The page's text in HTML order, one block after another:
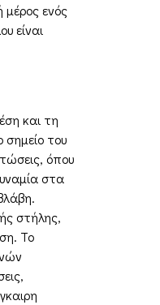
μέρος ενός
είναι
και τη
του
όπου
στα
στήλης,
Το